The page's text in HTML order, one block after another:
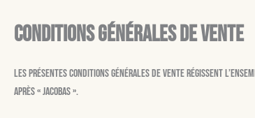
Conditions Générales de Vente
Les présentes Conditions Générales de Vente régissent
après « Jacobas ».